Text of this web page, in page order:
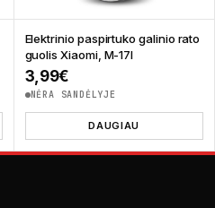
Elektrinio paspirtuko galinio rato
guolis Xiaomi, M-17I
3,99€
NĖRA SANDĖLYJE
DAUGIAU